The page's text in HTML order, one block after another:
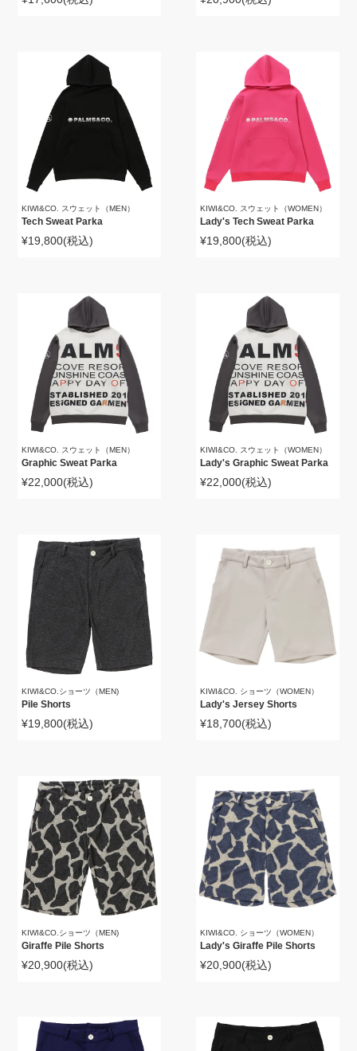
KIWI&CO. スウェット（MEN）
Tech Sweat Parka
¥19,800(税込)
KIWI&CO. スウェット（WOMEN）
Lady's Tech Sweat Parka
¥19,800(税込)
KIWI&CO. スウェット（MEN）
Graphic Sweat Parka
¥22,000(税込)
KIWI&CO. スウェット（WOMEN）
Lady's Graphic Sweat Parka
¥22,000(税込)
KIWI&CO.ショーツ（MEN)
Pile Shorts
¥19,800(税込)
KIWI&CO. ショーツ（WOMEN）
Lady's Jersey Shorts
¥18,700(税込)
KIWI&CO.ショーツ（MEN)
Giraffe Pile Shorts
¥20,900(税込)
KIWI&CO. ショーツ（WOMEN）
Lady's Giraffe Pile Shorts
¥20,900(税込)